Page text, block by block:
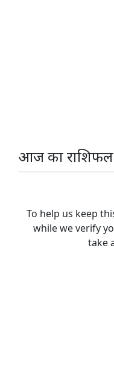
आज का राशिफल